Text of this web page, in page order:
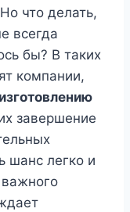
что делать,
всегда
бы? В таких
компании,
изготовлению
завершение
шанс легко и